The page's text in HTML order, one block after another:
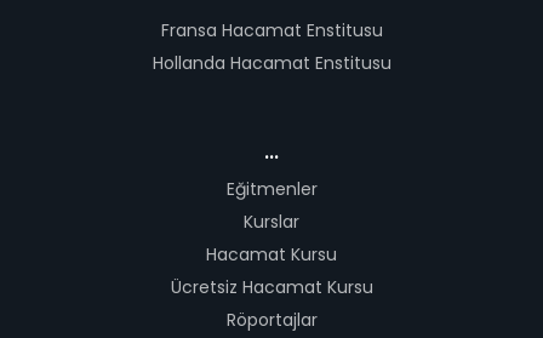
Fransa Hacamat Enstitusu
Hollanda Hacamat Enstitusu
...
Eğitmenler
Kurslar
Hacamat Kursu
Ücretsiz Hacamat Kursu
Röportajlar